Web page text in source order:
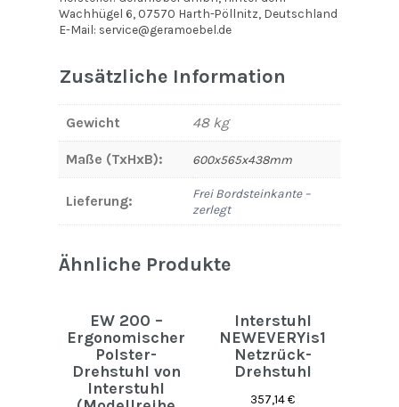
Wachhügel 6, 07570 Harth-Pöllnitz, Deutschland
E-Mail: service@geramoebel.de
Zusätzliche Information
Gewicht 48 kg
Maße (TxHxB): 600x565x438mm
Lieferung:
Frei Bordsteinkante –
zerlegt
Ähnliche Produkte
EW 200 –
Ergonomischer
Polster-
Drehstuhl von
Interstuhl
Interstuhl
NEWEVERYis1
Netzrück-
Drehstuhl
357,14€